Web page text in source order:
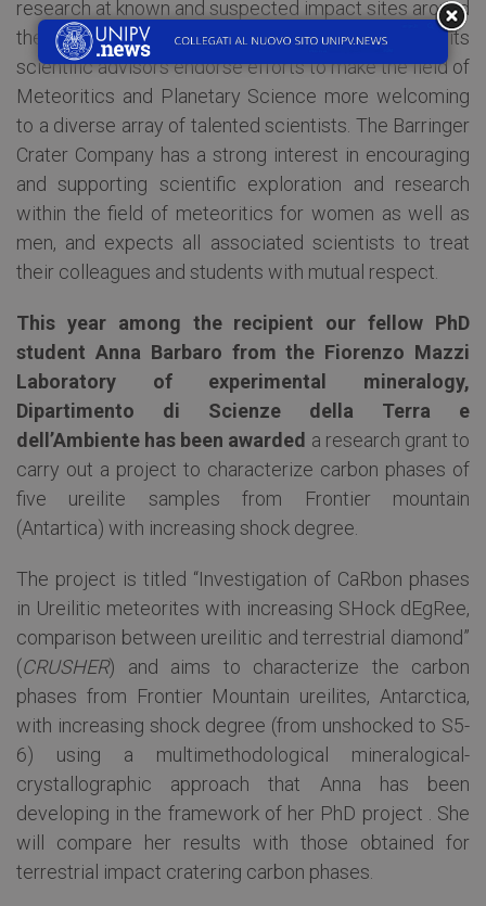
research at known and suspected impact sites around
the world. The Barringer Crater Company and its
scientific advisors endorse efforts to make the field of
Meteoritics and Planetary Science more welcoming
to a diverse array of talented scientists. The Barringer
Crater Company has a strong interest in encouraging
and supporting scientific exploration and research
within the field of meteoritics for women as well as
men, and expects all associated scientists to treat
their colleagues and students with mutual respect.
This year among the recipient our fellow PhD
student Anna Barbaro from the Fiorenzo Mazzi
Laboratory of experimental mineralogy,
Dipartimento di Scienze della Terra e
dell’Ambiente has been awarded a research grant to
carry out a project to characterize carbon phases of
five ureilite samples from Frontier mountain
(Antartica) with increasing shock degree.
The project is titled “Investigation of CaRbon phases
in Ureilitic meteorites with increasing SHock dEgRee,
comparison between ureilitic and terrestrial diamond”
(CRUSHER) and aims to characterize the carbon
phases from Frontier Mountain ureilites, Antarctica,
with increasing shock degree (from unshocked to S5-
6) using a multimethodological mineralogical-
crystallographic approach that Anna has been
developing in the framework of her PhD project . She
will compare her results with those obtained for
terrestrial impact cratering carbon phases.